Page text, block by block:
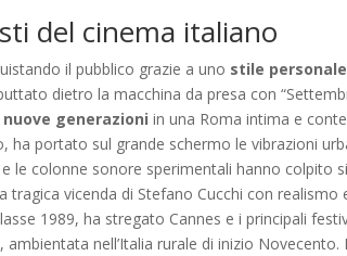
del cinema italiano
il pubblico grazie a uno stile personale
dietro la macchina da presa con
generazioni in una Roma intima e
ha portato sul grande schermo le vibrazioni
e le colonne sonore sperimentali hanno colpito
vicenda di Stefano Cucchi con
1989, ha stregato Cannes e i principali
, ambientata nell’Italia rurale di inizio Novecento.